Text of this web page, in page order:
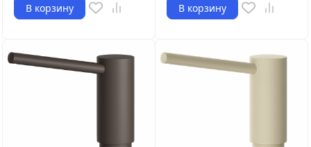
В корзину
В корзину